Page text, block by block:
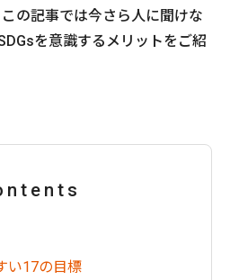
の記事では今さら人に聞けな
を意識するメリットをご紹
い17の目標